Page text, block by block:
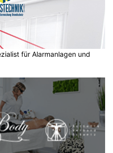
für Alarmanlagen und